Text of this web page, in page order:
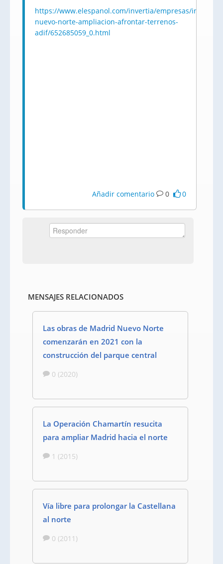
https://www.elespanol.com/invertia/empresas/
nuevo-norte-ampliacion-afrontar-terrenos-
adif/652685059_0.html
Añadir comentario 0 0
MENSAJES RELACIONADOS
Las obras de Madrid Nuevo Norte
comenzarán en 2021 con la
construcción del parque central
0 (2020)
La Operación Chamartín resucita
para ampliar Madrid hacia el norte
1 (2015)
Vía libre para prolongar la Castellana
al norte
0 (2011)